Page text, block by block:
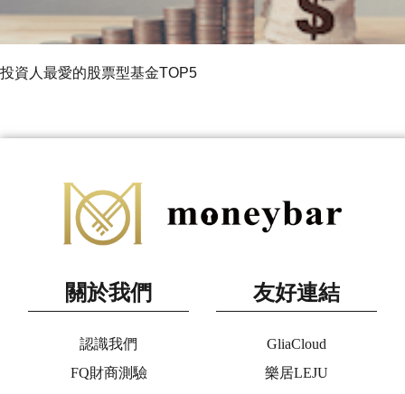
投資人最愛的股票型基金TOP5
關於我們
認識我們
FQ財商測驗
友好連結
GliaCloud
樂居LEJU